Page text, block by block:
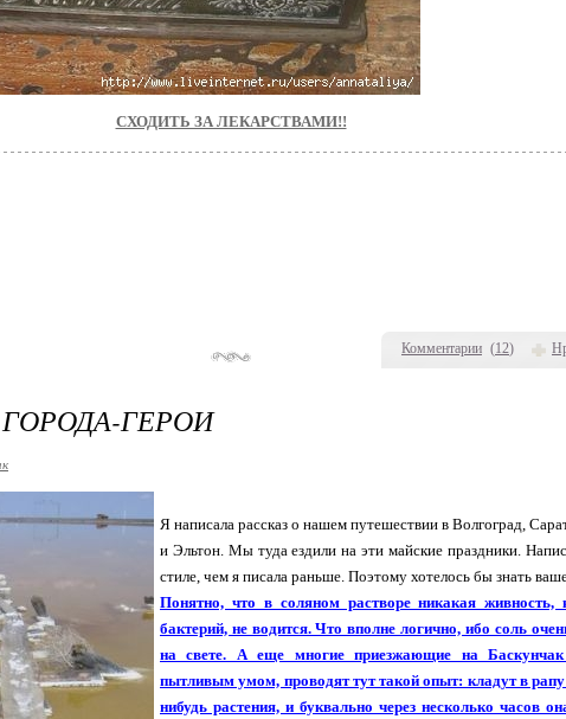
Комментарии (12)
СХОДИТЬ ЗА ЛЕКАРСТВАМИ!!
ГЕРОИ
Я написала рассказ о нашем путешествии в Волгоград,
и Эльтон. Мы туда ездили на эти майские праздники.
стиле, чем я писала раньше. Поэтому хотелось бы знать
Понятно, что в соляном растворе никакая живность,
бактерий, не водится. Что вполне логично, ибо соль
на свете. А еще многие приезжающие на Баскунчак
пытливым умом, проводят тут такой опыт: кладут в
нибудь растения, и буквально через несколько часов